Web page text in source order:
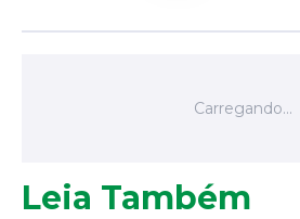
Leia Também